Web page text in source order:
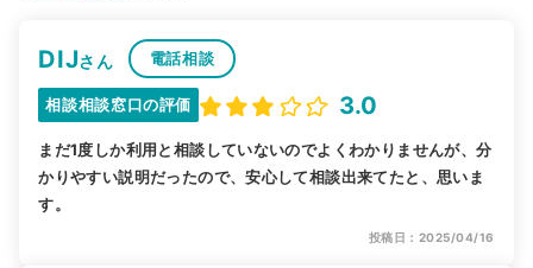
DIJさん 電話相談
相談相談窓口の評価 3.0
まだ1度しか利用と相談していないのでよくわかりませんが、分
かりやすい説明だったので、安心して相談出来てたと、思いま
す。
投稿日：2025/04/16